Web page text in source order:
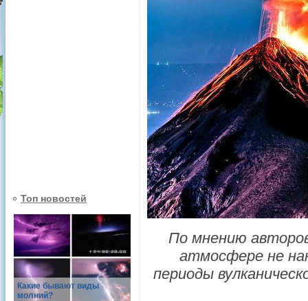
Топ новостей
Какие бывают виды
молний?
По мнению
атмосфере не
периоды